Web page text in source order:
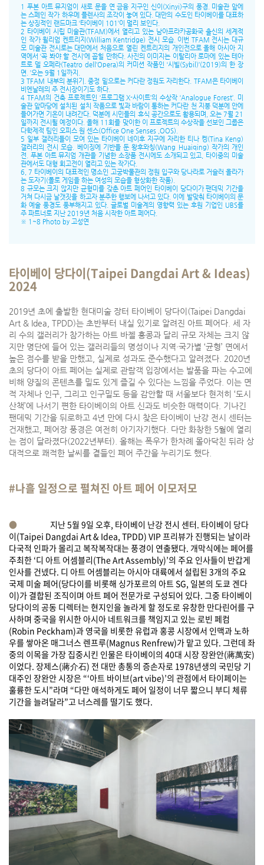
1 푸본 아트 뮤지엄이 새로 문을 연 금융 지구인 신이(Xinyi)구의 풍경. 미술관 앞에
는 스페인 작가 하우메 플렌사의 조각이 놓여 있다. 대만의 수도인 타이베이를 대표하
는 상징적인 랜드마크 ‘타이베이 101’이 멀리 보인다.
2 타이베이 시립 미술관(TFAM)에서 열리고 있는 남아프라카공화국 출신의 세계적
인 작가 윌리엄 켄트리지(William Kentridge) 전시 모습. 이번 TFAM 전시는 대규
모 미술관 전시로는 대만에서 처음으로 열린 켄트리지의 개인전으로 올해 아시아 지
역에서 ‘꼭 봐야 할 전시’에 꼽힐 만하다. 사진의 이미지는 이탈리아 로마에 있는 테아
트로 델 오페라(Teatro dell’Opera)의 커미션 작품인 ‘시빌(Sybil)’(2019)의 한 장
면. ’오는 9월 1일까지.
3 TFAM 내부의 분위기. 중정 밑으로는 커다란 정원도 자리한다. TFAM은 타이베이
비엔날레의 주 전시장이기도 하다.
4 TFAM의 건축 프로젝트인 ‘프로그램 X-사이트’의 수상작 ‘Analogue Forest’. 미
술관 앞마당에 설치된 설치 작품으로 빛과 바람이 통하는 커다란 천 지붕 덕분에 안에
들어가면 기온이 내려간다. 덕분에 시민들의 휴식 공간으로도 활용되며, 오는 7월 21
일까지 전시될 예정이다. 올해 11회를 맞이한 이 프로젝트의 수상작을 선보인 그룹은
다학제적 팀인 오피스 원 센스(Office One Senses ,OOS).
5 일부 갤러리들이 모여 있는 타이베이 네이후 지구에 자리한 티나 켕(Tina Keng)
갤러리의 전시 모습. 베이징에 기반을 둔 왕후와칭(Wang Huaiqing) 작가의 개인
전. 푸본 아트 뮤지엄 개관을 기념한 소장품 전시에도 소개되고 있고, 타이중의 미술
관에서도 대형 회고전이 열리고 있는 작가다.
6, 7 타이베이의 대표적인 명소인 고궁박물관의 정원 입구와 당나라로 거슬러 올라가
는 도자기(폴로 게임을 하는 여성의 모습을 형상화한 작품).
8 규모는 크지 않지만 균형미를 갖춘 아트 페어인 타이베이 당다이가 팬데믹 기간을
거쳐 다시금 날갯짓을 하고자 분주한 행보에 나서고 있다. 이에 발맞춰 타이베이의 문
화 예술 풍경도 풍부해지고 있다. 글로벌 미술계의 영향력 있는 후원 기업인 UBS를
주 파트너로 지난 2019년 처음 시작한 아트 페어다.
※ 1~8 Photo by 고성연
타이베이 당다이(Taipei Dangdai Art & Ideas)
2024
2019년 초에 출발한 현대미술 장터 타이베이 당다이(Taipei Dangdai
Art & Idea, TPDD)는 초반부터 내실 있기로 알려진 아트 페어다. 세 자
리 수의 갤러리가 참가하는 아트 바젤 홍콩과 달리 규모 자체는 크지 않
지만 명단에 들어 있는 갤러리들의 명성이나 지역·국가별 ‘균형’ 면에서
높은 점수를 받을 만했고, 실제로 성과도 준수했다고 알려졌다. 2020년
초의 당다이 아트 페어는 실제로 관람객 입장에서는 발품을 파는 수고에
비해 양질의 콘텐츠를 밀도 있게 즐길 수 있다는 느낌을 주었다. 이는 면
적 자체나 인구, 그리고 인구밀도 등을 감안할 때 서울보다 현저히 ‘도시
산책’에 나서기 편한 타이베이의 아트 신과도 비슷한 매력이다. 기나긴
팬데믹 기간을 뒤로하고 4년 만에 다시 찾은 타이베이 난강 전시 센터는
건재했고, 페어장 풍경은 여전히 아기자기했다. 다만 화창한 5월에 열리
는 점이 달라졌다(2022년부터). 올해는 폭우가 한차례 몰아닥친 뒤라 상
대적으로 쾌적한 날씨를 곁들인 페어 주간을 누리기도 했다.
#나흘 일정으로 펼쳐진 아트 페어 이모저모
● 지난 5월 9일 오후, 타이베이 난강 전시 센터. 타이베이 당다
이(Taipei Dangdai Art & Idea, TPDD) VIP 프리뷰가 진행되는 날이라
다국적 인파가 몰리고 복작복작대는 풍경이 연출됐다. 개막식에는 페어를
주최한 ‘디 아트 어셈블리(The Art Assembly)’의 주요 인사들이 반갑게
인사를 건넸다. 디 아트 어셈블리는 아시아 대륙에서 설립된 3개의 주요
국제 미술 페어(당다이를 비롯해 싱가포르의 아트 SG, 일본의 도쿄 겐다
이)가 결합된 조직이며 아트 페어 전문가로 구성되어 있다. 그중 타이베이
당다이의 공동 디렉터는 현지인을 놀라게 할 정도로 유창한 만다린어를 구
사하며 중국을 위시한 아시아 네트워크를 책임지고 있는 로빈 페컴
(Robin Peckham)과 영국을 비롯한 유럽과 홍콩 시장에서 인맥과 노하
우를 쌓아온 매그너스 렌프루(Magnus Renfrew)가 맡고 있다. 그런데 좌
중의 이목을 가장 집중시킨 인물은 타이베이의 40대 시장 장완안(蔣萬安)
이었다. 장제스(蔣介石) 전 대만 총통의 증손자로 1978년생의 국민당 기
대주인 장완안 시장은 “‘아트 바이브(art vibe)’의 관점에서 타이페이는
훌륭한 도시”라며 “다만 애석하게도 페어 일정이 너무 짧으니 부디 체류
기간을 늘려달라”고 너스레를 떨기도 했다.
1